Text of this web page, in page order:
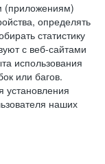
(приложениям)
определять
статистику
с веб-сайтами
использования
или багов.
наших